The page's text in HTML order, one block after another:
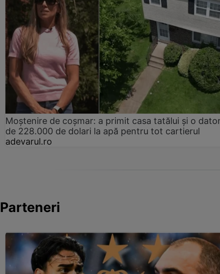
Moștenire de coșmar: a primit casa tatălui și o
de 228.000 de dolari la apă pentru tot cartierul
adevarul.ro
Parteneri